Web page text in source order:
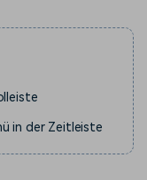
in der Zeitleiste